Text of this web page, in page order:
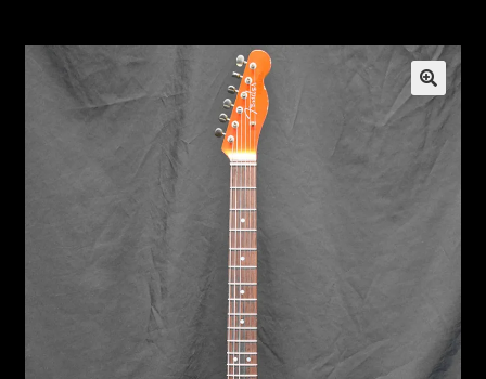
le
menu
enfant
Lutherie et Artisanat
Good Deal !